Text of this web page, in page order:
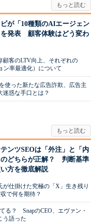
が「10種類のAIエージェン
を発表 顧客体験はどう変わ
顧客のLTV向上、それぞれの
ン率最適化）について
使った新たな広告詐欺、広告主
迷惑な手口とは？
ンツSEOは「外注」と「内
どちらが正解？ 判断基準
方を徹底解説
が仕掛けた究極の「X」生き残り
で何を期待？
る？ SnapのCEO、エヴァン・
う語った